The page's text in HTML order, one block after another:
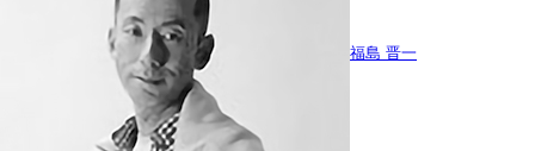
福島 晋一